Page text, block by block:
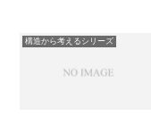
構造から考えるシリーズ